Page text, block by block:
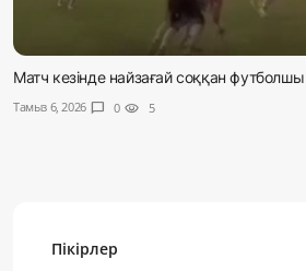
Матч кезінде найзағай соққан
Тамыз 6, 2026 chat_bubble 0 visibility 5
Пікірлер